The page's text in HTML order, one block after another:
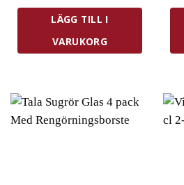
LÄGG TILL I
VARUKORG